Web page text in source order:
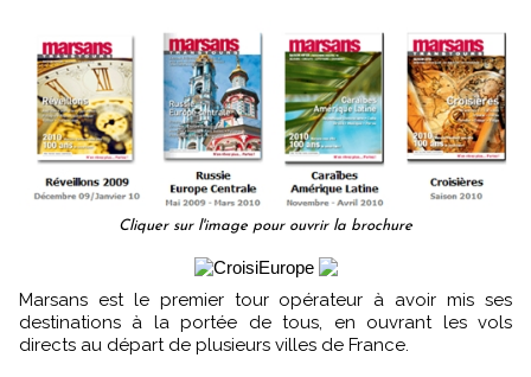
Cliquer sur l'image pour ouvrir la brochure
Marsans est le premier tour opérateur à avoir mis ses
destinations à la portée de tous, en ouvrant les vols
directs au départ de plusieurs villes de France.